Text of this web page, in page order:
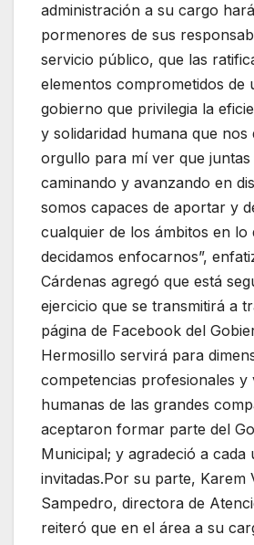
administración a su cargo
pormenores de sus
servicio público, que las
elementos comprometidos de
gobierno que privilegia la
y solidaridad humana que nos
orgullo para mí ver que juntas
caminando y avanzando en
somos capaces de aportar y
cualquier de los ámbitos en lo
decidamos enfocarnos”,
Cárdenas agregó que está
ejercicio que se transmitirá a
página de Facebook del
Hermosillo servirá para
competencias profesionales y
humanas de las grandes
aceptaron formar parte del
Municipal; y agradeció a cada
invitadas.Por su parte, Karem
Sampedro, directora de
reiteró que en el área a su